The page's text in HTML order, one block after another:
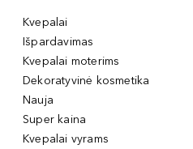
Kvepalai
Išpardavimas
Kvepalai moterims
Dekoratyvinė kosmetika
Nauja
Super kaina
Kvepalai vyrams